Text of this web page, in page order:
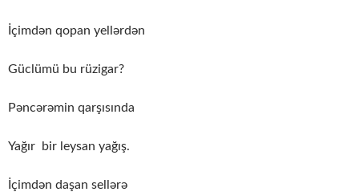
İçimdən qopan yellərdən
Güclümü bu rüzigar?
Pəncərəmin qarşısında
Yağır bir leysan yağış.
İçimdən daşan sellərə